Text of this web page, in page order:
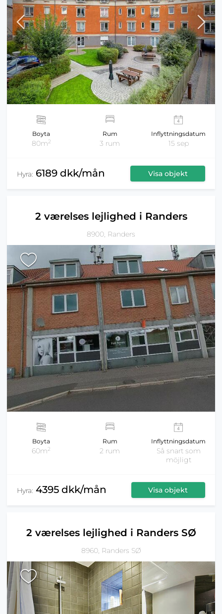
Boyta
80m2
Rum
3 rum
Inflyttningsdatum
15 sep
Hyra: 6189 dkk/mån Visa objekt
2 værelses lejlighed i Randers
8900, Randers
Boyta
60m2
Rum
2 rum
Inflyttningsdatum
Så snart som
möjligt
Hyra: 4395 dkk/mån Visa objekt
2 værelses lejlighed i Randers SØ
8960, Randers SØ